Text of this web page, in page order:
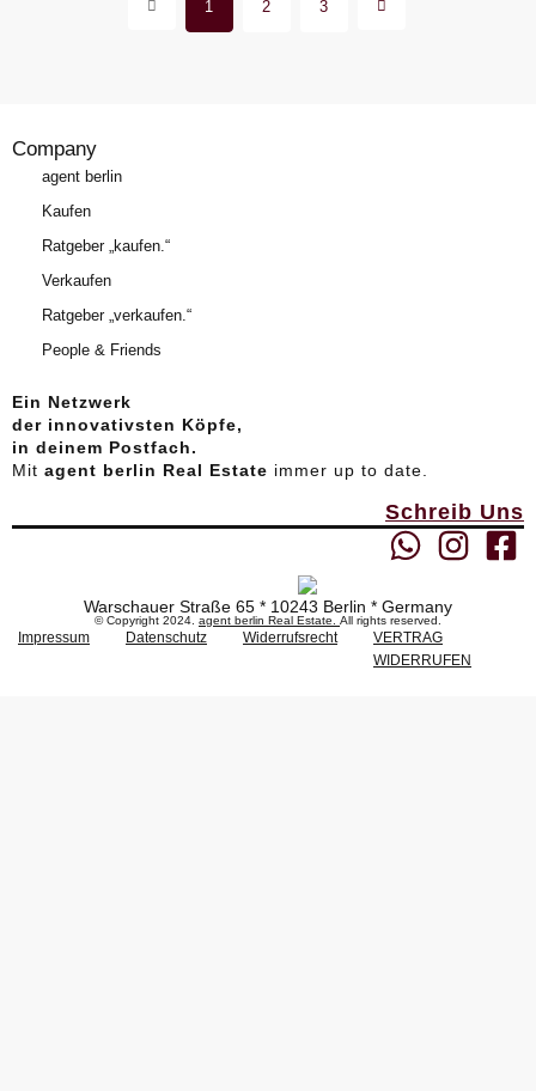
1 2 3
Company
agent berlin
Kaufen
Ratgeber „kaufen.“
Verkaufen
Ratgeber „verkaufen.“
People & Friends
Ein Netzwerk
der innovativsten Köpfe,
in deinem Postfach.
Mit agent berlin Real Estate immer up to date.
Schreib Uns
Warschauer Straße 65 * 10243 Berlin * Germany
© Copyright 2024. agent berlin Real Estate. All rights reserved.
Impressum Datenschutz Widerrufsrecht
VERTRAG
WIDERRUFEN